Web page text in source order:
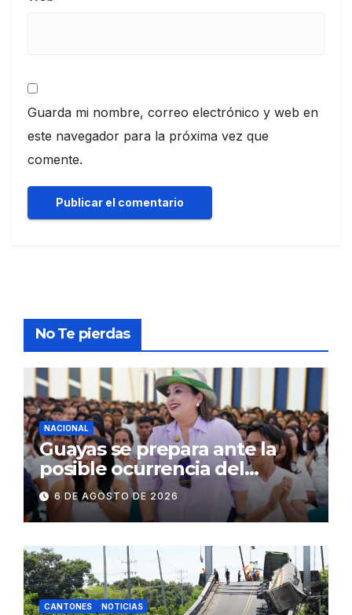
Guarda mi nombre, correo electrónico y web en
este navegador para la próxima vez que
comente.
No Te pierdas
NACIONAL
Guayas se prepara ante la
posible ocurrencia del
fenómeno de El Niño:
Gobierno Nacional capacita a
2.500 jóvenes
6 DE AGOSTO DE 2026
CANTONES NOTICIAS